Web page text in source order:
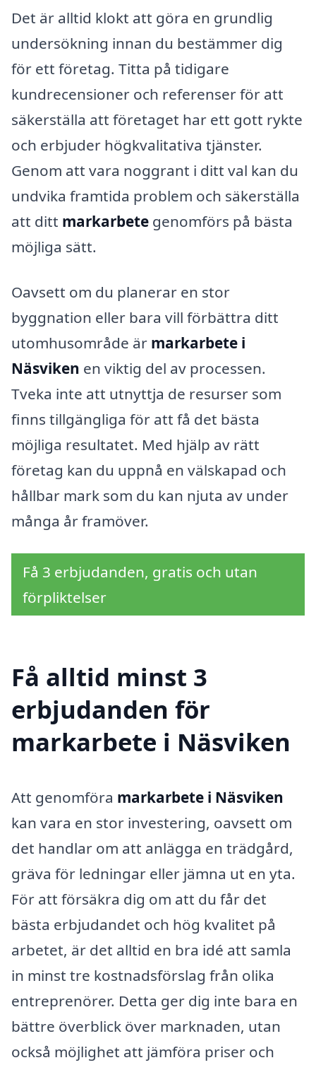
Det är alltid klokt att göra en grundlig
undersökning innan du bestämmer dig
för ett företag. Titta på tidigare
kundrecensioner och referenser för att
säkerställa att företaget har ett gott rykte
och erbjuder högkvalitativa tjänster.
Genom att vara noggrant i ditt val kan du
undvika framtida problem och säkerställa
att ditt markarbete genomförs på bästa
möjliga sätt.
Oavsett om du planerar en stor
byggnation eller bara vill förbättra ditt
utomhusområde är markarbete i
Näsviken en viktig del av processen.
Tveka inte att utnyttja de resurser som
finns tillgängliga för att få det bästa
möjliga resultatet. Med hjälp av rätt
företag kan du uppnå en välskapad och
hållbar mark som du kan njuta av under
många år framöver.
Få 3 erbjudanden, gratis och utan
förpliktelser
Få alltid minst 3
erbjudanden för
markarbete i Näsviken
Att genomföra markarbete i Näsviken
kan vara en stor investering, oavsett om
det handlar om att anlägga en trädgård,
gräva för ledningar eller jämna ut en yta.
För att försäkra dig om att du får det
bästa erbjudandet och hög kvalitet på
arbetet, är det alltid en bra idé att samla
in minst tre kostnadsförslag från olika
entreprenörer. Detta ger dig inte bara en
bättre överblick över marknaden, utan
också möjlighet att jämföra priser och